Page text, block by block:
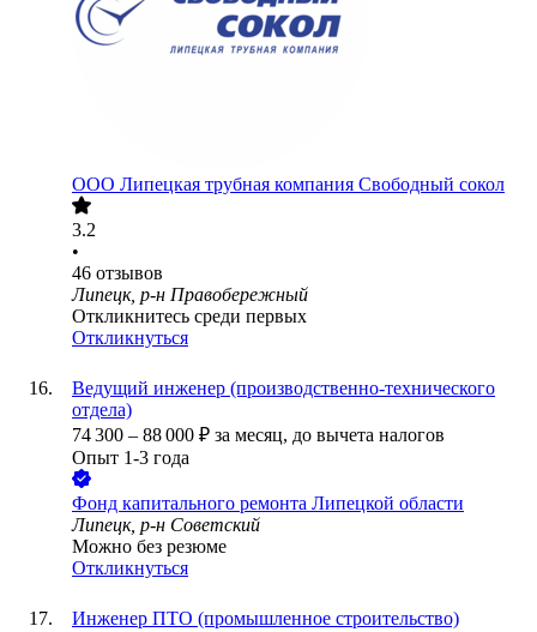
ООО Липецкая трубная компания Свободный сокол
3.2
•
46 отзывов
Липецк, р-н Правобережный
Откликнитесь среди первых
Откликнуться
Ведущий инженер (производственно-технического
отдела)
74 300 – 88 000 ₽ за месяц, до вычета налогов
Опыт 1-3 года
Фонд капитального ремонта Липецкой области
Липецк, р-н Советский
Можно без резюме
Откликнуться
Инженер ПТО (промышленное строительство)